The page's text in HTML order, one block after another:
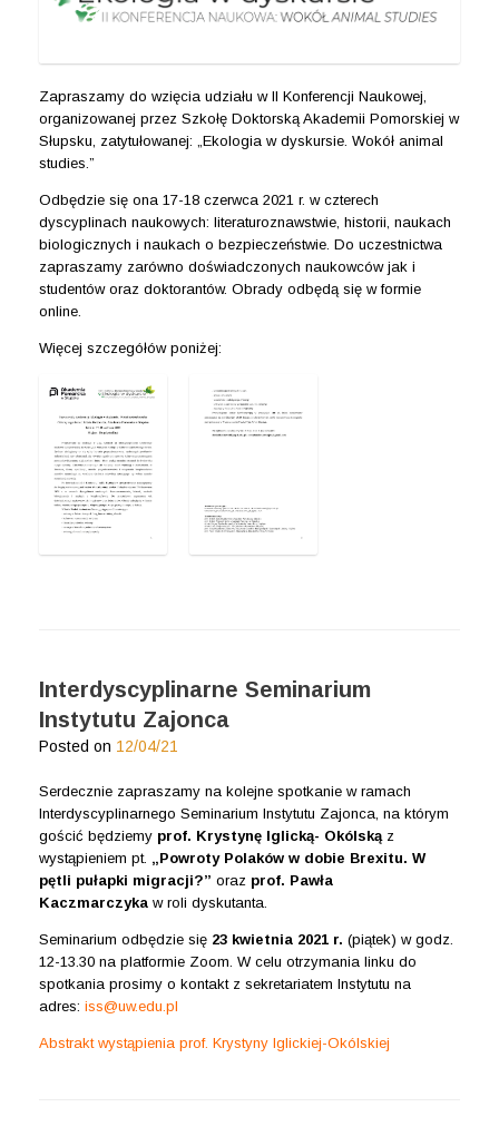
Zapraszamy do wzięcia udziału w II Konferencji Naukowej,
organizowanej przez Szkołę Doktorską Akademii Pomorskiej w
Słupsku, zatytułowanej: „Ekologia w dyskursie. Wokół animal
studies.”
Odbędzie się ona 17-18 czerwca 2021 r. w czterech
dyscyplinach naukowych: literaturoznawstwie, historii, naukach
biologicznych i naukach o bezpieczeństwie. Do uczestnictwa
zapraszamy zarówno doświadczonych naukowców jak i
studentów oraz doktorantów. Obrady odbędą się w formie
online.
Więcej szczegółów poniżej:
Interdyscyplinarne Seminarium
Instytutu Zajonca
Posted on 12/04/21
Serdecznie zapraszamy na kolejne spotkanie w ramach
Interdyscyplinarnego Seminarium Instytutu Zajonca, na którym
gościć będziemy prof. Krystynę Iglicką- Okólskąz
wystąpieniem pt. „Powroty Polaków w dobie Brexitu. W
pętli pułapki migracji?” oraz prof. Pawła
Kaczmarczyka w roli dyskutanta.
Seminarium odbędzie się 23 kwietnia 2021 r. (piątek) w godz.
12-13.30 na platformie Zoom. W celu otrzymania linku do
spotkania prosimy o kontakt z sekretariatem Instytutu na
adres: iss@uw.edu.pl
Abstrakt wystąpienia prof. Krystyny Iglickiej-Okólskiej